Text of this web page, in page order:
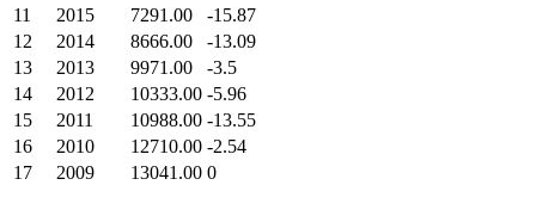
11
2015 7291.00
-15.87
12
2014 8666.00
-13.09
13
2013 9971.00
-3.5
14
2012 10333.00 -5.96
15
2011 10988.00 -13.55
16
2010 12710.00 -2.54
17
2009 13041.00 0